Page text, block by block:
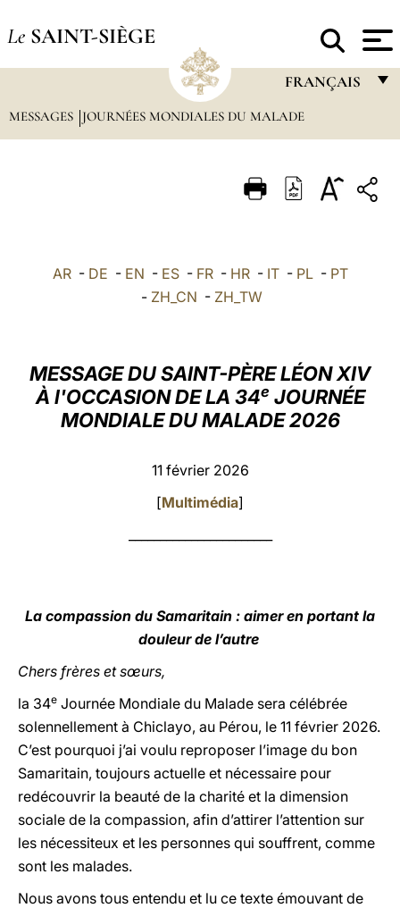
Le SAINT-SIÈGE
FRANÇAIS
FRANÇAIS
ITALIANO
العربيّة
中文
LATINE
MESSAGES JOURNÉES MONDIALES DU MALADE
AR- DE - EN - ES- FR- HR- IT- PL- PT
- ZH_CN - ZH_TW
MESSAGE DU SAINT-PÈRE LÉON XIV
À l'OCCASION DE LA 34e JOURNÉE
MONDIALE DU MALADE 2026
11 février 2026
[Multimédia]
La compassion du Samaritain : aimer en portant la
douleur de l’autre
Chers frères et sœurs,
la 34e Journée Mondiale du Malade sera célébrée
solennellement à Chiclayo, au Pérou, le 11 février 2026.
C’est pourquoi j’ai voulu reproposer l’image du bon
Samaritain, toujours actuelle et nécessaire pour
redécouvrir la beauté de la charité et la dimension
sociale de la compassion, afin d’attirer l’attention sur
les nécessiteux et les personnes qui souffrent, comme
sont les malades.
Nous avons tous entendu et lu ce texte émouvant de